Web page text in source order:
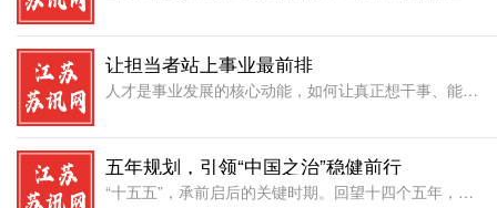
让担当者站上事业最前排
人才是事业发展的核心动能，如何让真正想干事、能干事、干成事的干部脱颖而出、发光发热，是组织工作必须答好的时代课题。现实中，“多干多错、少干少错”的顾虑、“按部就班、论资排辈”的惯性，在一定程度上制约着
五年规划，引领“中国之治”稳健前行
“十五五”，承前启后的关键时期。回望十四个五年，展望新的五年，眺望伟大复兴的航程，我们更能深刻理解“中国之制”的巨大优势，更能深刻感受“中国之治”的强大效能。五年规划，恰似一部厚重的奋进史诗，字里行间